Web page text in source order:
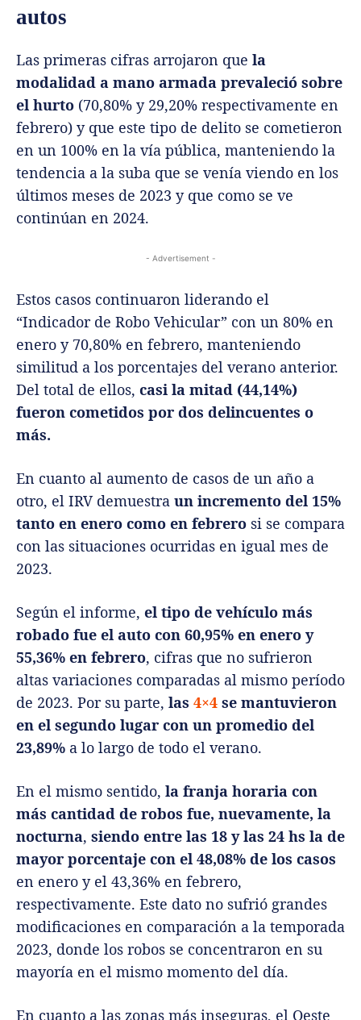
autos
Las primeras cifras arrojaron que la
modalidad a mano armada prevaleció sobre
el hurto (70,80% y 29,20% respectivamente en
febrero) y que este tipo de delito se cometieron
en un 100% en la vía pública, manteniendo la
tendencia a la suba que se venía viendo en los
últimos meses de 2023 y que como se ve
continúan en 2024.
- Advertisement -
Estos casos continuaron liderando el
“Indicador de Robo Vehicular” con un 80% en
enero y 70,80% en febrero, manteniendo
similitud a los porcentajes del verano anterior.
Del total de ellos, casi la mitad (44,14%)
fueron cometidos por dos delincuentes o
más.
En cuanto al aumento de casos de un año a
otro, el IRV demuestra un incremento del 15%
tanto en enero como en febrero si se compara
con las situaciones ocurridas en igual mes de
2023.
Según el informe, el tipo de vehículo más
robado fue el auto con 60,95% en enero y
55,36% en febrero, cifras que no sufrieron
altas variaciones comparadas al mismo período
de 2023. Por su parte, las 4×4 se mantuvieron
en el segundo lugar con un promedio del
23,89% a lo largo de todo el verano.
En el mismo sentido, la franja horaria con
más cantidad de robos fue, nuevamente, la
nocturna, siendo entre las 18 y las 24 hs la de
mayor porcentaje con el 48,08% de los casos
en enero y el 43,36% en febrero,
respectivamente. Este dato no sufrió grandes
modificaciones en comparación a la temporada
2023, donde los robos se concentraron en su
mayoría en el mismo momento del día.
En cuanto a las zonas más inseguras, el Oeste